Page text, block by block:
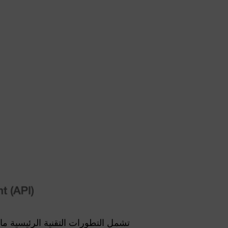
تشمل التطورات التقنية الرئيسية